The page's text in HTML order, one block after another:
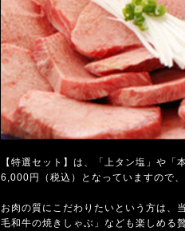
【特選セット】は、「上タン塩」や
6,000円（税込）となっていますので
お肉の質にこだわりたいという方は、
毛和牛の焼きしゃぶ」なども楽しめる